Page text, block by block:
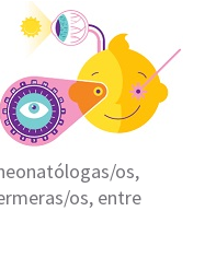
os,
os, entre